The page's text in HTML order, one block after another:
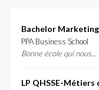
Bachelor Marketing
PPA Business School
Bonne école qui nous...
LP QHSSE-Métiers